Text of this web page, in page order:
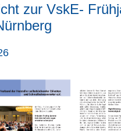
zur VskE-